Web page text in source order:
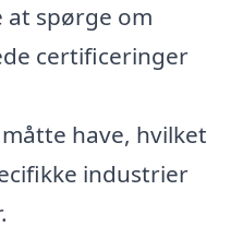
at spørge om
certificeringer
have, hvilket
industrier